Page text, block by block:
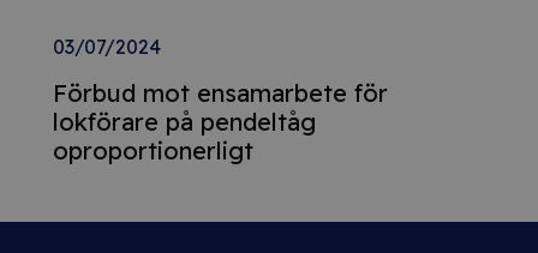
03/07/2024
Förbud mot ensamarbete för
lokförare på pendeltåg
oproportionerligt